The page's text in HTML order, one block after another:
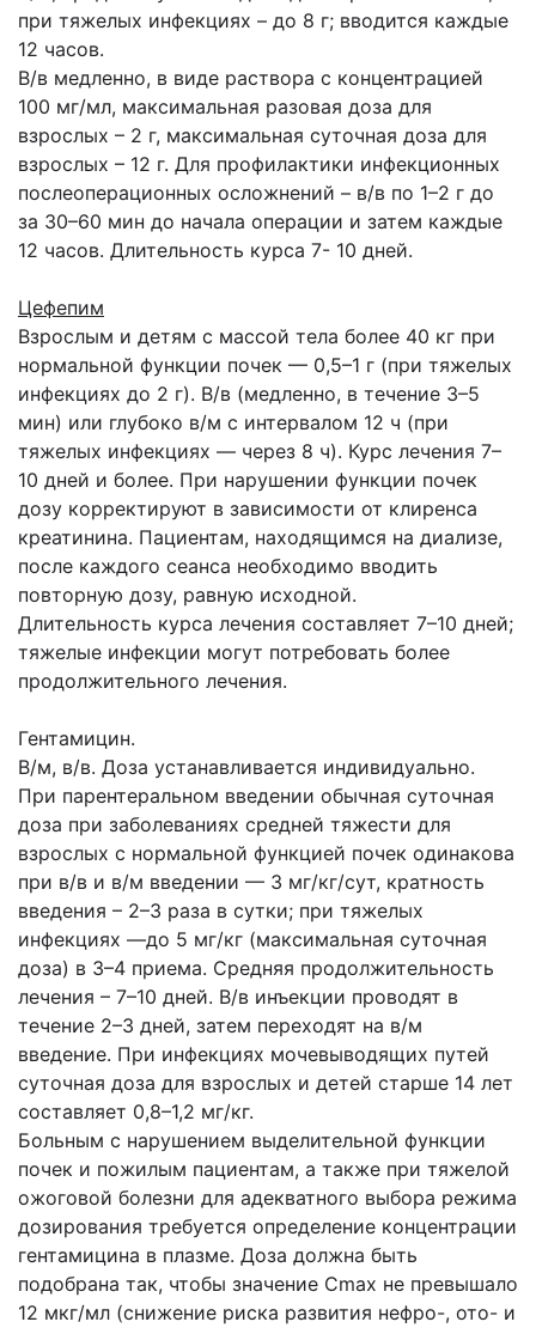
при тяжелых инфекциях – до 8 г; вводится каждые
12 часов.
В/в медленно, в виде раствора с концентрацией
100 мг/мл, максимальная разовая доза для
взрослых – 2 г, максимальная суточная доза для
взрослых – 12 г. Для профилактики инфекционных
послеоперационных осложнений – в/в по 1–2 г до
за 30–60 мин до начала операции и затем каждые
12 часов. Длительность курса 7- 10 дней.
Цефепим
Взрослым и детям с массой тела более 40 кг при
нормальной функции почек — 0,5–1 г (при тяжелых
инфекциях до 2 г). В/в (медленно, в течение 3–5
мин) или глубоко в/м с интервалом 12 ч (при
тяжелых инфекциях — через 8 ч). Курс лечения 7–
10 дней и более. При нарушении функции почек
дозу корректируют в зависимости от клиренса
креатинина. Пациентам, находящимся на диализе,
после каждого сеанса необходимо вводить
повторную дозу, равную исходной.
Длительность курса лечения составляет 7–10 дней;
тяжелые инфекции могут потребовать более
продолжительного лечения.
Гентамицин.
В/м, в/в. Доза устанавливается индивидуально.
При парентеральном введении обычная суточная
доза при заболеваниях средней тяжести для
взрослых с нормальной функцией почек одинакова
при в/в и в/м введении — 3 мг/кг/сут, кратность
введения – 2–3 раза в сутки; при тяжелых
инфекциях —до 5 мг/кг (максимальная суточная
доза) в 3–4 приема. Средняя продолжительность
лечения – 7–10 дней. В/в инъекции проводят в
течение 2–3 дней, затем переходят на в/м
введение. При инфекциях мочевыводящих путей
суточная доза для взрослых и детей старше 14 лет
составляет 0,8–1,2 мг/кг.
Больным с нарушением выделительной функции
почек и пожилым пациентам, а также при тяжелой
ожоговой болезни для адекватного выбора режима
дозирования требуется определение концентрации
гентамицина в плазме. Доза должна быть
подобрана так, чтобы значение Cmax не превышало
12 мкг/мл (снижение риска развития нефро-, ото- и